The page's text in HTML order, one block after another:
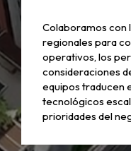
Colaboramos con
regionales para
operativos, los
consideraciones
equipos traducen
tecnológicos
prioridades del